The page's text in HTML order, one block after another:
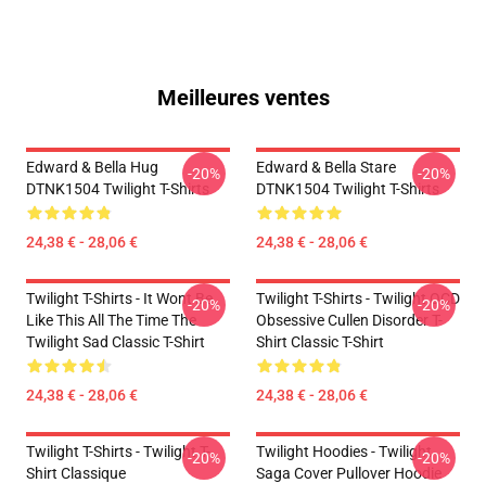
Meilleures ventes
Edward & Bella Hug
DTNK1504 Twilight T-Shirts
24,38 € - 28,06 €
-20%
Edward & Bella Stare
DTNK1504 Twilight T-Shirts
24,38 € - 28,06 €
-20%
Twilight T-Shirts - It Wont Be
Like This All The Time The
Twilight Sad Classic T-Shirt
24,38 € - 28,06 €
-20%
Twilight T-Shirts - Twilight OCD
Obsessive Cullen Disorder T-
Shirt Classic T-Shirt
24,38 € - 28,06 €
-20%
Twilight T-Shirts - Twilight T-
Shirt Classique
-20%
Twilight Hoodies - Twilight
Saga Cover Pullover Hoodie
-20%